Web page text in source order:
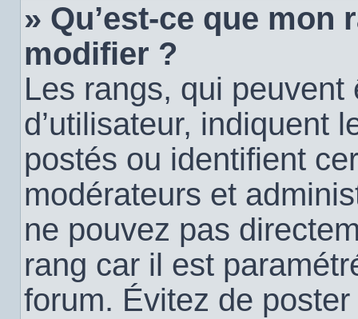
» Qu’est-ce que mon
modifier ?
Les rangs, qui
d’utilisateur, indiquent
postés ou identifient
modérateurs et
ne pouvez pas
rang car il est
forum. Évitez de